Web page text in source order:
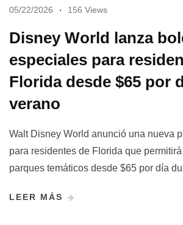
05/22/2026 156 Views
Disney World lanza
especiales para
Florida desde $65 por
verano
Walt Disney World anunció una nueva
para residentes de Florida que
parques temáticos desde $65 por día
LEER MÁS